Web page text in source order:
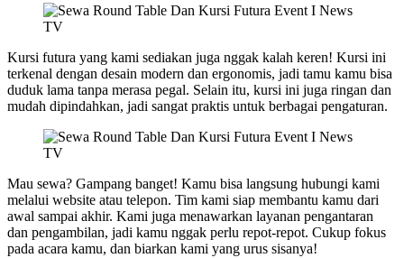
Kursi futura yang kami sediakan juga nggak kalah keren! Kursi ini
terkenal dengan desain modern dan ergonomis, jadi tamu kamu bisa
duduk lama tanpa merasa pegal. Selain itu, kursi ini juga ringan dan
mudah dipindahkan, jadi sangat praktis untuk berbagai pengaturan.
Mau sewa? Gampang banget! Kamu bisa langsung hubungi kami
melalui website atau telepon. Tim kami siap membantu kamu dari
awal sampai akhir. Kami juga menawarkan layanan pengantaran
dan pengambilan, jadi kamu nggak perlu repot-repot. Cukup fokus
pada acara kamu, dan biarkan kami yang urus sisanya!